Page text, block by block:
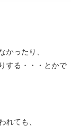
かったり、
する・・・とかで
れても、